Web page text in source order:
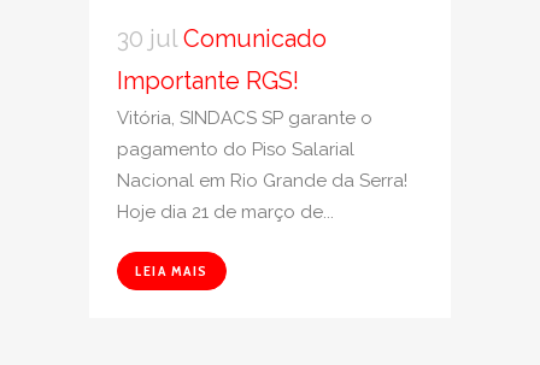
30 jul Comunicado
Importante RGS!
Vitória, SINDACS SP garante o
pagamento do Piso Salarial
Nacional em Rio Grande da Serra!
Hoje dia 21 de março de...
LEIA MAIS